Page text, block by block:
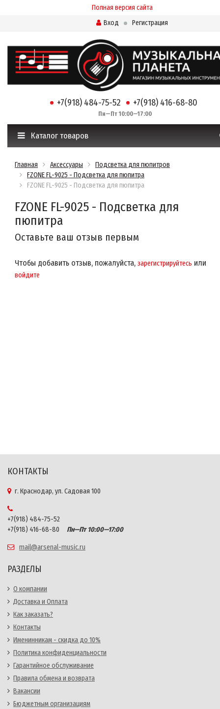
Полная версия сайта
Вход
Регистрация
+7(918) 484-75-52 +7(918) 416-68-80
Пн—Пт 10:00—17:00
Каталог товаров
Главная Аксессуары
Подсветка для пюпитров
FZONE FL-9025 - Подсветка для пюпитра
FZONE FL-9025 - Подсветка для пюпитра
FZONE FL-9025 - Подсветка для
пюпитра
Оставьте ваш отзыв первым
Чтобы добавить отзыв, пожалуйста, зарегистрируйтесь или
войдите
КОНТАКТЫ
г. Краснодар, ул. Садовая 100
+7(918) 484-75-52
+7(918) 416-68-80
Пн—Пт 10:00—17:00
mail@arsenal-music.ru
РАЗДЕЛЫ
О компании
Доставка и Оплата
Как заказать?
Контакты
Именинникам - скидка до 10%
Политика конфиденциальности
Гарантийное обслуживание
Правила обмена и возврата
Вакансии
Бюджетным организациям